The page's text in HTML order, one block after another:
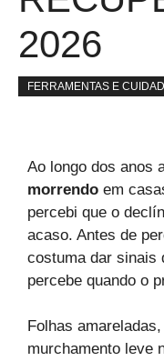
2026
FERRAMENTAS E
Ao longo dos anos
morrendo em
percebi que o
acaso. Antes de
costuma dar sinais
percebe quando o
Folhas
murchamento leve